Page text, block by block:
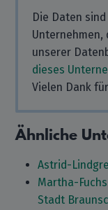
Die Daten
Unternehmen,
unserer
dieses
Vielen Dank
Ähnliche
Astrid-
Martha-
Stadt